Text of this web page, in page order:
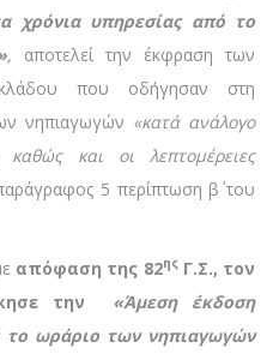
χρόνια υπηρεσίας από το
, αποτελεί την έκφραση των
που οδήγησαν στη
νηπιαγωγών «κατά ανάλογο
και οι λεπτομέρειες
5 περίπτωση β΄ του
απόφαση της 82ηςΓ.Σ., τον
την
«Άμεση έκδοση
το ωράριο των νηπιαγωγών